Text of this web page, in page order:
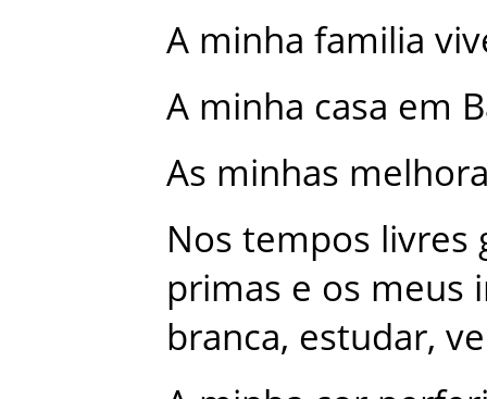
A minha familia
A minha casa em
As minhas
Nos tempos livres
primas e os meus
branca, estudar,